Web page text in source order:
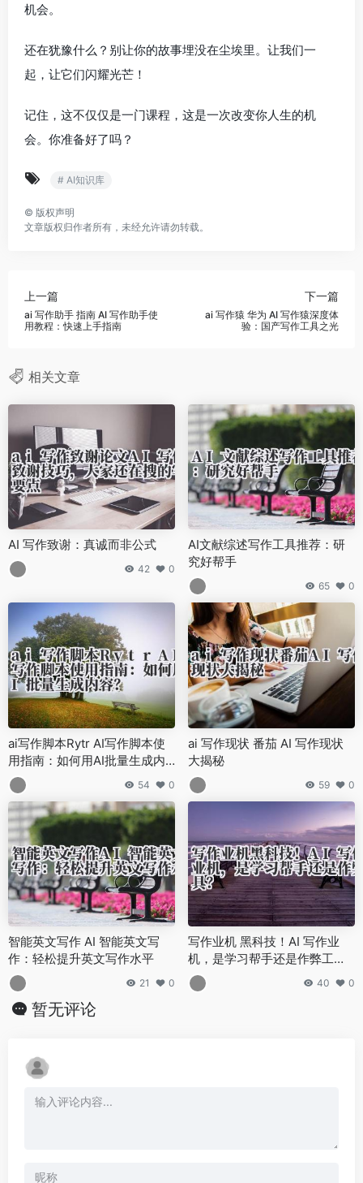
机会。
还在犹豫什么？别让你的故事埋没在尘埃里。让我们一
起，让它们闪耀光芒！
记住，这不仅仅是一门课程，这是一次改变你人生的机
会。你准备好了吗？
# AI知识库
© 版权声明
文章版权归作者所有，未经允许请勿转载。
上一篇
ai 写作助手 指南 AI 写作助手使
用教程：快速上手指南
下一篇
ai 写作猿 华为 AI 写作猿深度体
验：国产写作工具之光
相关文章
AI 写作致谢：真诚而非公式
42 0
AI文献综述写作工具推荐：研
究好帮手
65 0
ai写作脚本Rytr AI写作脚本使
用指南：如何用AI批量生成内
容？
54 0
ai 写作现状 番茄 AI 写作现状
大揭秘
59 0
智能英文写作 AI 智能英文写
作：轻松提升英文写作水平
21 0
写作业机 黑科技！AI 写作业
机，是学习帮手还是作弊工
具？
40 0
暂无评论